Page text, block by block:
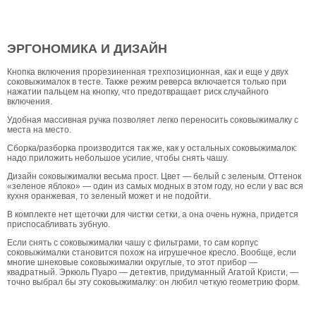
ЭРГОНОМИКА И ДИЗАЙН
Кнопка включения прорезиненная трехпозиционная, как и еще у двух
соковыжималок в тесте. Также режим реверса включается только при
нажатии пальцем на кнопку, что предотвращает риск случайного
включения.
Удобная массивная ручка позволяет легко переносить соковыжималку с
места на место.
Сборка/разборка производится так же, как у остальных соковыжималок:
надо приложить небольшое усилие, чтобы снять чашу.
Дизайн соковыжималки весьма прост. Цвет — белый с зеленым. Оттенок
«зеленое яблоко» — один из самых модных в этом году, но если у вас вся
кухня оранжевая, то зеленый может и не подойти.
В комплекте нет щеточки для чистки сетки, а она очень нужна, придется
приспосабливать зубную.
Если снять с соковыжималки чашу с фильтрами, то сам корпус
соковыжималки становится похож на игрушечное кресло. Вообще, если
многие шнековые соковыжималки округлые, то этот прибор —
квадратный. Эркюль Пуаро — детектив, придуманный Агатой Кристи, —
точно выбрал бы эту соковыжималку: он любил четкую геометрию форм.